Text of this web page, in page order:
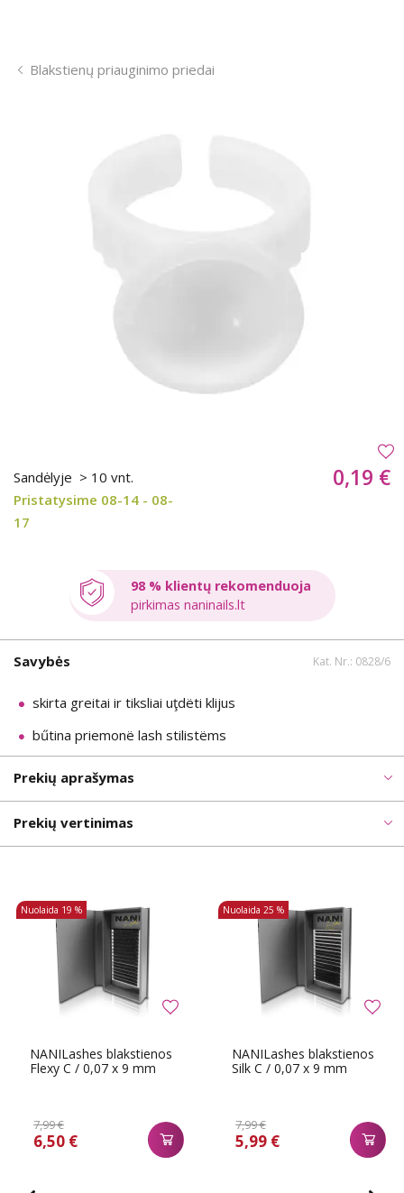
Blakstienų priauginimo priedai
Sandėlyje > 10 vnt.
Pristatysime 08-14 - 08-
17
0,19 €
98 % klientų rekomenduoja
pirkimas naninails.lt
Savybės Kat. Nr.: 0828/6
skirta greitai ir tiksliai uţdëti klijus
bűtina priemonë lash stilistëms
Prekių aprašymas
Prekių vertinimas
NANILashes blakstienos
Flexy C / 0,07 x 9 mm
7,99 €
6,50 €
Nuolaida 19 %
NANILashes blakstienos
Silk C / 0,07 x 9 mm
7,99 €
5,99 €
Nuolaida 25 %